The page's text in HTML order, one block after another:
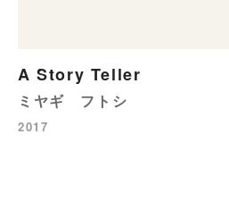
A Story Teller
ミヤギ フトシ
2017